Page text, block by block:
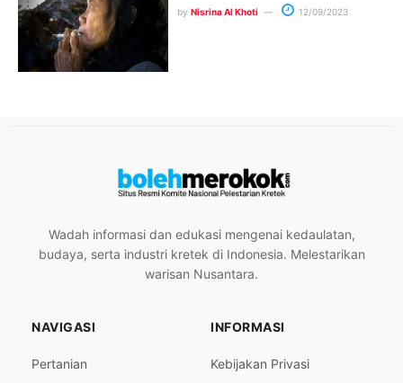
by Nisrina Al Khoti 12/09/2023
Wadah informasi dan edukasi mengenai kedaulatan,
budaya, serta industri kretek di Indonesia. Melestarikan
warisan Nusantara.
NAVIGASI
Pertanian
INFORMASI
Kebijakan Privasi